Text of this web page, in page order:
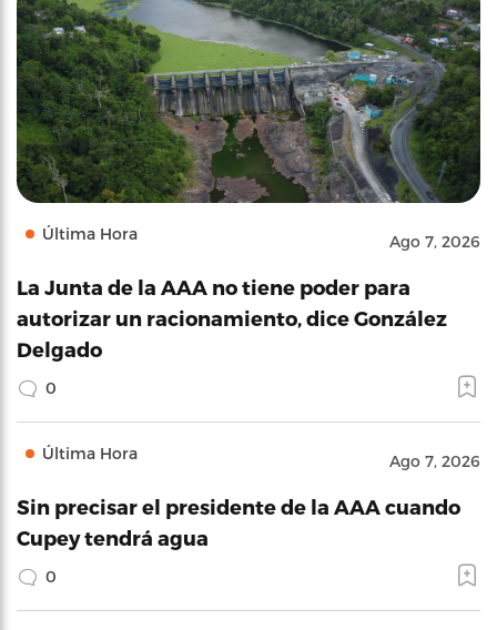
Última Hora Ago 7, 2026
La Junta de la AAA no tiene poder para
autorizar un racionamiento, dice González
Delgado
0
Última Hora Ago 7, 2026
Sin precisar el presidente de la AAA cuando
Cupey tendrá agua
0